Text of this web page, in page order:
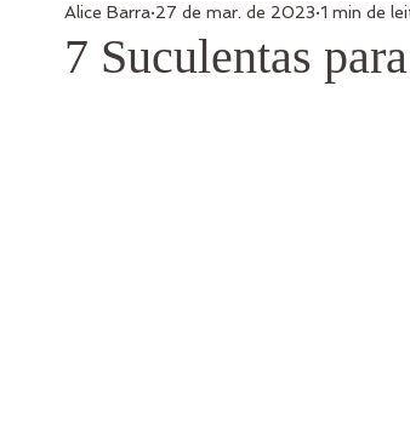
Orquídeas Plantas Ambientes Internos
7 Suculentas
Alice Barra 27 de mar. de 2023 1 min de